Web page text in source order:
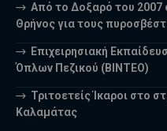
Από το Δοξαρό του 2007
Θρήνος για τους
Επιχειρησιακή
Όπλων Πεζικού (ΒΙΝΤΕΟ)
Τριτοετείς Ίκαροι στο
Καλαμάτας